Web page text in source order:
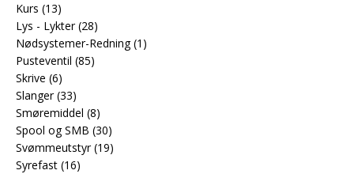
Kurs (13)
Lys - Lykter (28)
Nødsystemer-Redning (1)
Pusteventil (85)
Skrive (6)
Slanger (33)
Smøremiddel (8)
Spool og SMB (30)
Svømmeutstyr (19)
Syrefast (16)